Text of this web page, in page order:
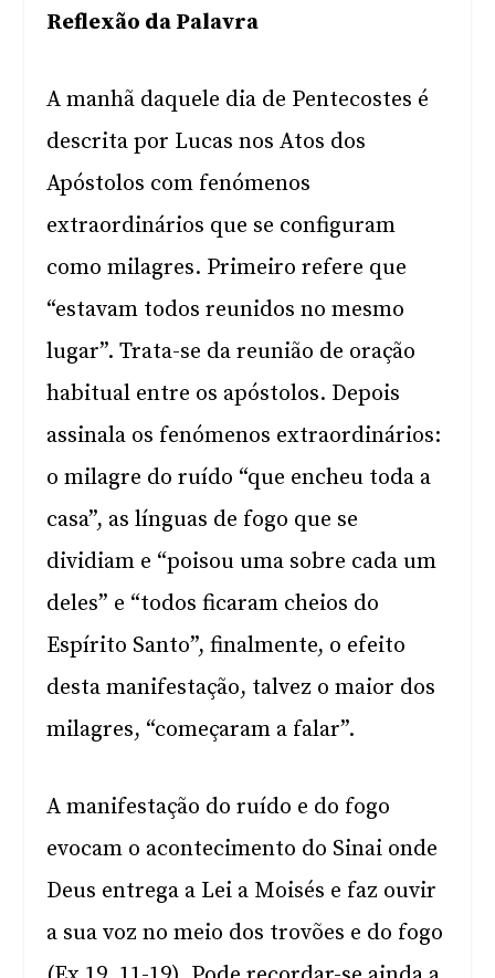
Reflexão da Palavra
A manhã daquele dia de Pentecostes é
descrita por Lucas nos Atos dos
Apóstolos com fenómenos
extraordinários que se configuram
como milagres. Primeiro refere que
“estavam todos reunidos no mesmo
lugar”. Trata-se da reunião de oração
habitual entre os apóstolos. Depois
assinala os fenómenos extraordinários:
o milagre do ruído “que encheu toda a
casa”, as línguas de fogo que se
dividiam e “poisou uma sobre cada um
deles” e “todos ficaram cheios do
Espírito Santo”, finalmente, o efeito
desta manifestação, talvez o maior dos
milagres, “começaram a falar”.
A manifestação do ruído e do fogo
evocam o acontecimento do Sinai onde
Deus entrega a Lei a Moisés e faz ouvir
a sua voz no meio dos trovões e do fogo